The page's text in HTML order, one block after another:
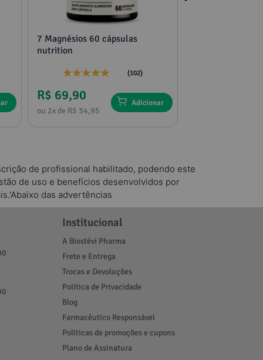
7 Magnésios 60 cápsulas
nutrition
(102)
R$ 69,90
ou 2x de R$ 34,95
Adicionar
de profissional habilitado, podendo este
de uso e benefícios desenvolvidos por
das advertências
Institucional
A Biostévi Pharma
Frete e Entrega
Trocas e Devoluções
Política de Privacidade
Blog
Farmacêutico Responsável
Políticas de promoções e cupons
Plano de Assinatura